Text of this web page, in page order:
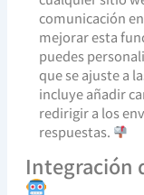
comunicación
mejorar esta
puedes
que se ajuste a
incluye añadir
redirigir a los
respuestas.
Integración